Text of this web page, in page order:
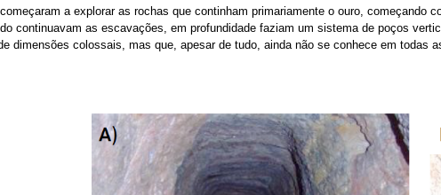
a explorar as rochas que continham primariamente o ouro,
continuavam as escavações, em profundidade faziam um sistema de poços
dimensões colossais, mas que, apesar de tudo, ainda não se conhece em todas